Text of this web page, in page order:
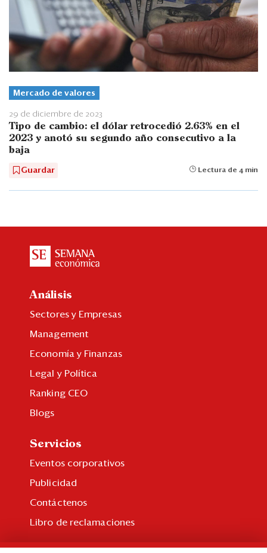
Mercado de valores
29 de diciembre de 2023
Tipo de cambio: el dólar retrocedió 2.63% en el
2023 y anotó su segundo año consecutivo a la
baja
Guardar Lectura de 4 min
Análisis
Sectores y Empresas
Management
Economía y Finanzas
Legal y Política
Ranking CEO
Blogs
Servicios
Eventos corporativos
Publicidad
Contáctenos
Libro de reclamaciones